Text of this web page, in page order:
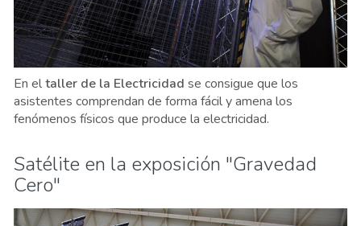
En eltaller de la Electricidad se consigue que los
asistentes comprendan de forma fácil y amena los
fenómenos físicos que produce la electricidad.
Satélite en la exposición "Gravedad
Cero"